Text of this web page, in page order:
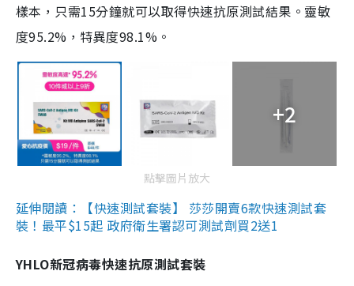
樣本，只需15分鐘就可以取得快速抗原測試結果。靈敏
度95.2%，特異度98.1%。
+2
點擊圖片放大
延伸閱讀：【快速測試套裝】 莎莎開賣6款快速測試套
裝！最平$15起 政府衛生署認可測試劑買2送1
YHLO新冠病毒快速抗原測試套裝